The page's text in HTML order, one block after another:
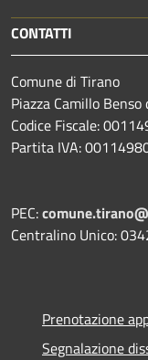
CONTATTI
Comune di Tirano
Piazza Camillo
Codice Fiscale:
Partita IVA:
PEC:
Centralino Unico:
Prenotazione
Segnalazione